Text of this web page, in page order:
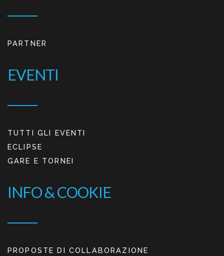
PARTNER
EVENTI
TUTTI GLI EVENTI
ECLIPSE
GARE E TORNEI
INFO & COOKIE
PROPOSTE DI COLLABORAZIONE